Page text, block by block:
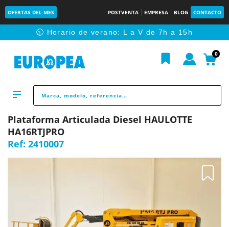
OFERTAS DEL MES POSTVENTA EMPRESA BLOG CONTACTO
🕥 Horario de verano: L a V de 7h a 15h
0
Plataforma Articulada Diesel HAULOTTE
HA16RTJPRO
Ref: 2410007